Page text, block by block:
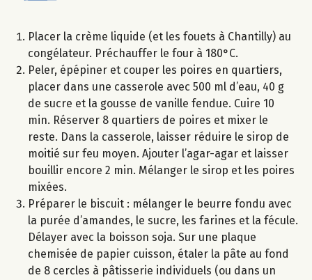
Placer la crème liquide (et les fouets à Chantilly) au
congélateur. Préchauffer le four à 180°C.
Peler, épépiner et couper les poires en quartiers,
placer dans une casserole avec 500 ml d’eau, 40 g
de sucre et la gousse de vanille fendue. Cuire 10
min. Réserver 8 quartiers de poires et mixer le
reste. Dans la casserole, laisser réduire le sirop de
moitié sur feu moyen. Ajouter l’agar-agar et laisser
bouillir encore 2 min. Mélanger le sirop et les poires
mixées.
Préparer le biscuit : mélanger le beurre fondu avec
la purée d’amandes, le sucre, les farines et la fécule.
Délayer avec la boisson soja. Sur une plaque
chemisée de papier cuisson, étaler la pâte au fond
de 8 cercles à pâtisserie individuels (ou dans un